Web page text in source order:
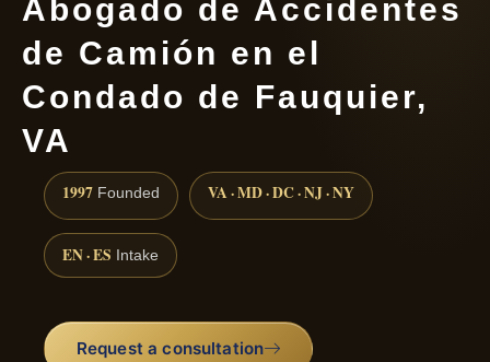
Abogado de Accidentes
de Camión en el
Condado de Fauquier,
VA
1997 Founded VA · MD · DC · NJ · NY
EN · ES Intake
Request a consultation